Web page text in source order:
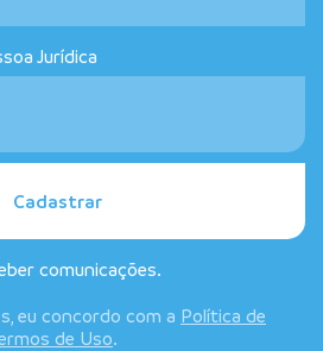
Jurídica
Cadastrar
comunicações.
eu concordo com a Política de
de Uso.